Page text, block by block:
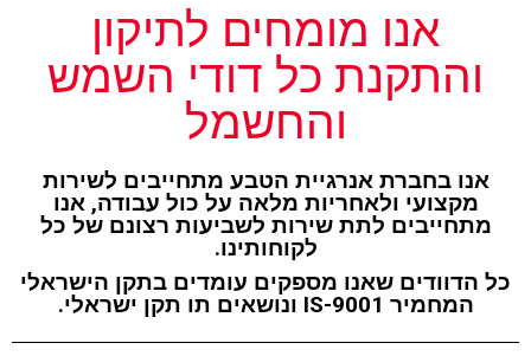
אנו מומחים לתיקון
והתקנת כל דודי השמש
והחשמל
אנו בחברת אנרגיית הטבע מתחייבים לשירות
מקצועי ולאחריות מלאה על כול עבודה, אנו
מתחייבים לתת שירות לשביעות רצונם של כל
לקוחותינו.
כל הדוודים שאנו מספקים עומדים בתקן הישראלי
המחמיר IS-9001 ונושאים תו תקן ישראלי.